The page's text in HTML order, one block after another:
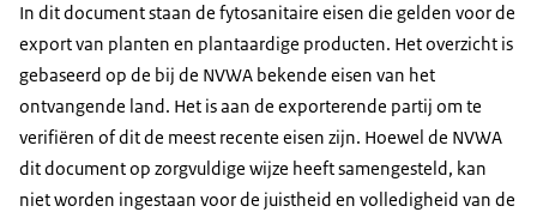
In dit document staan de fytosanitaire eisen die gelden voor de
export van planten en plantaardige producten. Het overzicht is
gebaseerd op de bij de NVWA bekende eisen van het
ontvangende land. Het is aan de exporterende partij om te
verifiëren of dit de meest recente eisen zijn. Hoewel de NVWA
dit document op zorgvuldige wijze heeft samengesteld, kan
niet worden ingestaan voor de juistheid en volledigheid van de